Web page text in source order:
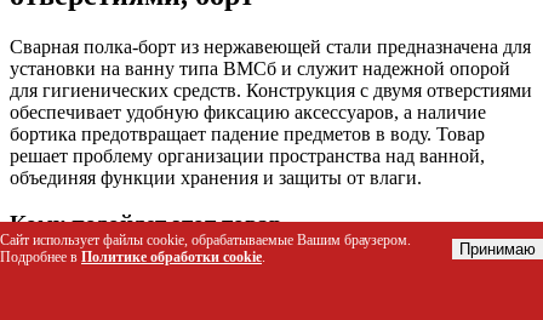
Сварная полка-борт из нержавеющей стали предназначена для
установки на ванну типа ВМСб и служит надежной опорой
для гигиенических средств. Конструкция с двумя отверстиями
обеспечивает удобную фиксацию аксессуаров, а наличие
бортика предотвращает падение предметов в воду. Товар
решает проблему организации пространства над ванной,
объединяя функции хранения и защиты от влаги.
Кому подойдет этот товар
Владельцам чугунных или стальных ванн серии ВМСб,
Сайт использует файлы cookie, обрабатываемые Вашим браузером.
Подробнее в Политике обработки cookie. Принимаю